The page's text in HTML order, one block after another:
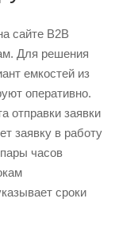
сайте B2B
Для решения
емкостей из
оперативно.
отправки заявки
заявку в работу
часов
сроки